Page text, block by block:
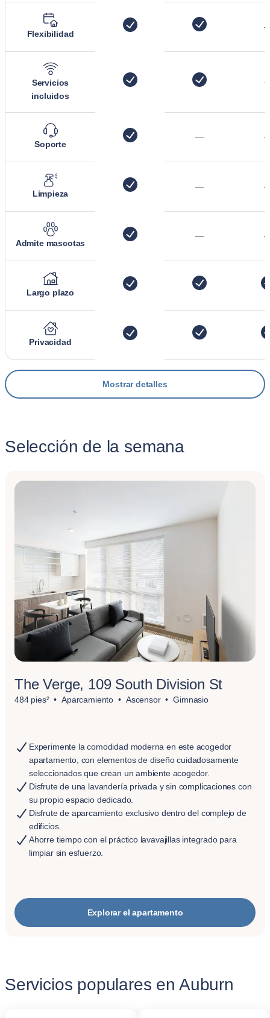
Flexibilidad
Servicios
incluidos
Soporte
—
Limpieza
—
Admite mascotas
—
Largo plazo
Privacidad
Mostrar detalles
Selección de la semana
The Verge, 109 South Division St
484 pies² Aparcamiento Ascensor Gimnasio
Experimente la comodidad moderna en este acogedor
apartamento, con elementos de diseño cuidadosamente
seleccionados que crean un ambiente acogedor.
Disfrute de una lavandería privada y sin complicaciones con
su propio espacio dedicado.
Disfrute de aparcamiento exclusivo dentro del complejo de
edificios.
Ahorre tiempo con el práctico lavavajillas integrado para
limpiar sin esfuerzo.
Explorar el apartamento
Servicios populares en Auburn